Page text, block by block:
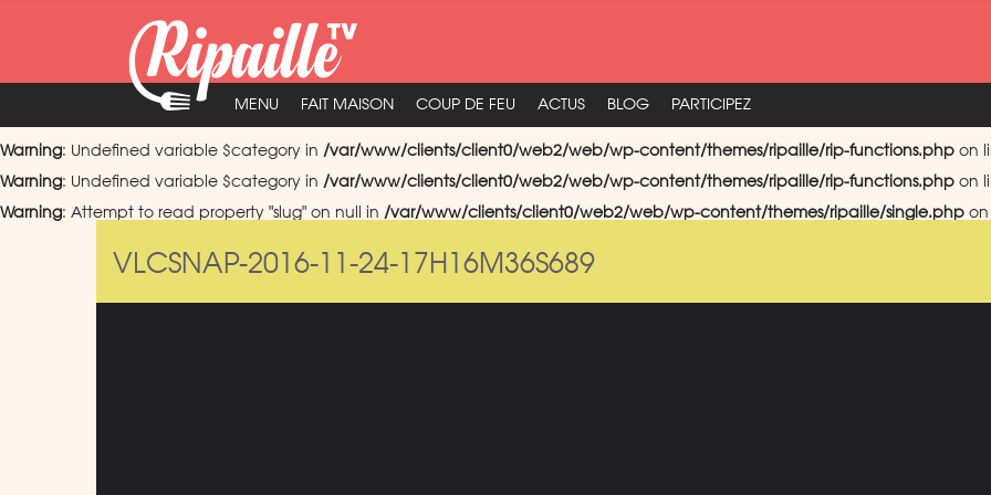
MENU FAIT MAISON COUP DE FEU ACTUS BLOG PARTICIPEZ
Warning: Undefined variable $category in /var/www/clients/client0/web2/web/wp-content/themes/ripaille/rip-functions.php on
Warning: Undefined variable $category in /var/www/clients/client0/web2/web/wp-content/themes/ripaille/rip-functions.php on
Warning: Attempt to read property "slug" on null in /var/www/clients/client0/web2/web/wp-content/themes/ripaille/single.php
VLCSNAP-2016-11-24-17H16M36S689